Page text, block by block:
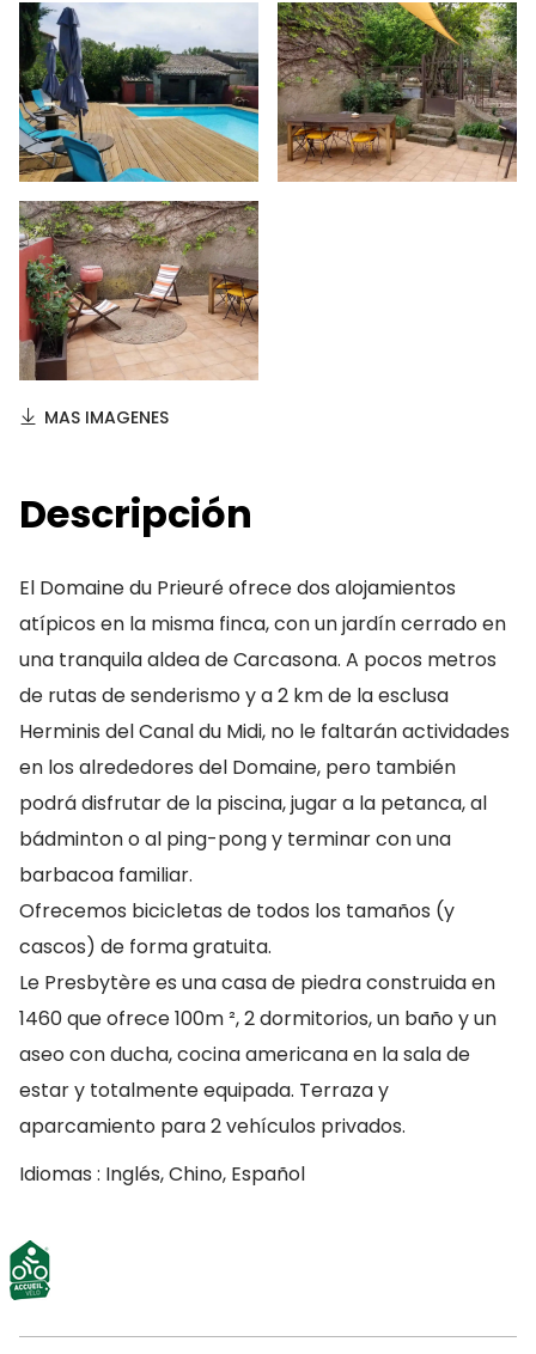
MAS IMAGENES
Descripción
El Domaine du Prieuré ofrece dos alojamientos
atípicos en la misma finca, con un jardín cerrado en
una tranquila aldea de Carcasona. A pocos metros
de rutas de senderismo y a 2 km de la esclusa
Herminis del Canal du Midi, no le faltarán actividades
en los alrededores del Domaine, pero también
podrá disfrutar de la piscina, jugar a la petanca, al
bádminton o al ping-pong y terminar con una
barbacoa familiar.
Ofrecemos bicicletas de todos los tamaños (y
cascos) de forma gratuita.
Le Presbytère es una casa de piedra construida en
1460 que ofrece 100m ², 2 dormitorios, un baño y un
aseo con ducha, cocina americana en la sala de
estar y totalmente equipada. Terraza y
aparcamiento para 2 vehículos privados.
Idiomas : Inglés, Chino, Español